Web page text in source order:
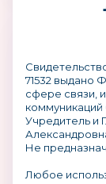
71532 выдано
сфере связи,
коммуникаций
Учредитель и
Не
Любое